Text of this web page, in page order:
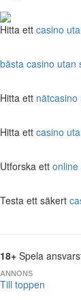
Hitta ett casino
bästa casino utan
Hitta ett
Hitta ett casino
Utforska ett online
Testa ett säkert
18+ Spela
ANNONS
Till toppen